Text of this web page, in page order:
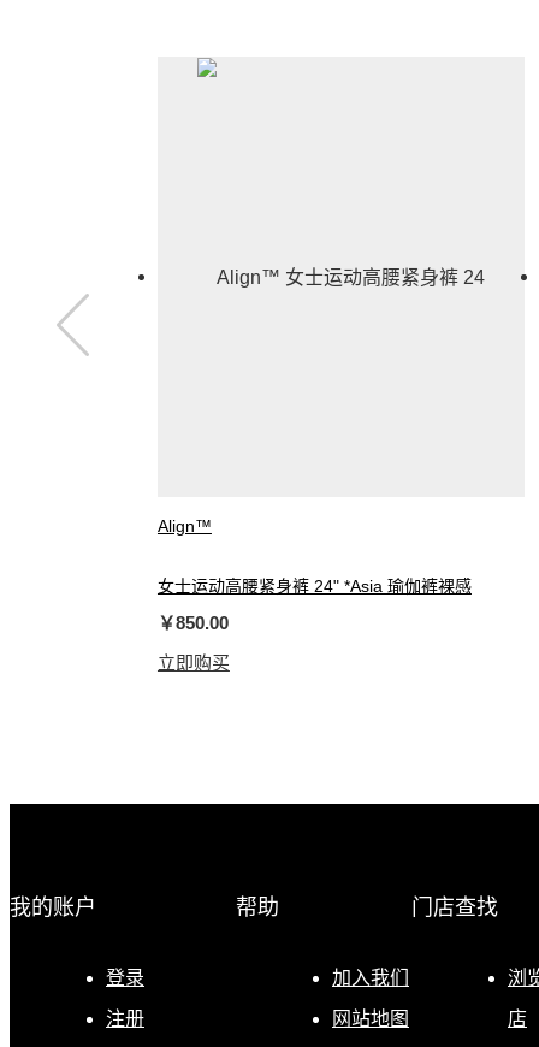
Align™
女士运动高腰紧身裤 24" *Asia 瑜伽裤裸感
￥850.00
立即购买
我的账户
登录
注册
帮助
加入我们
网站地图
门店查找
浏
店